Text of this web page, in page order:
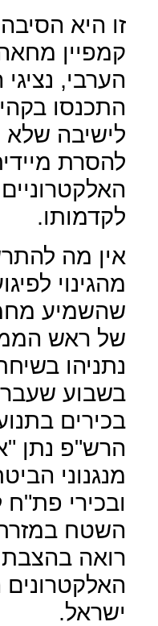
זו היא
קמפיין
הערבי,
לישיבה שלא
להסרת
לקדמותו.
אין מה
מהגינוי
שהשמיע
של ראש
נתניהו
בשבוע
בכירים
הרש"פ נתן
מנגנוני
ובכירי
השטח במזרח
רואה
ישראל.